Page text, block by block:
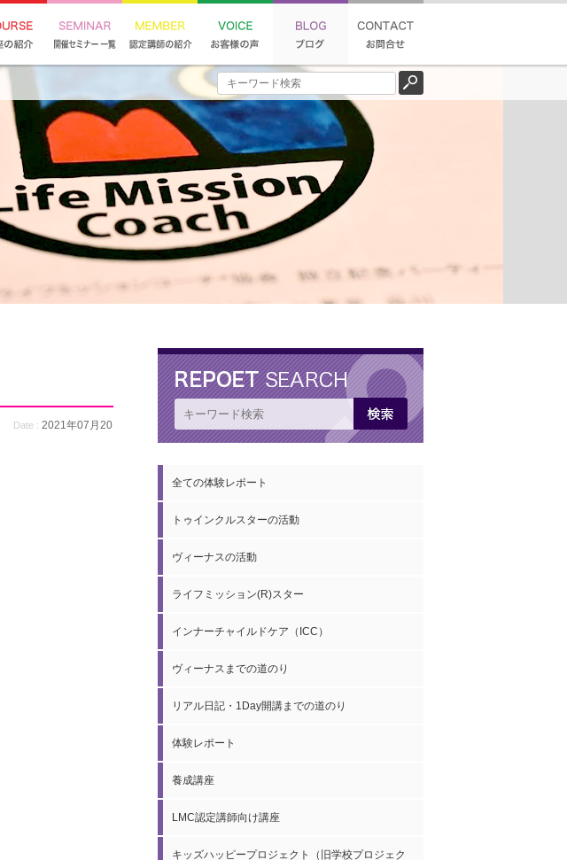
Date : 2021年07月20
全ての体験レポート
トゥインクルスターの活動
ヴィーナスの活動
ライフミッション(R)スター
インナーチャイルドケア（ICC）
ヴィーナスまでの道のり
リアル日記・1Day開講までの道のり
体験レポート
養成講座
LMC認定講師向け講座
キッズハッピープロジェクト（旧学校プロジェク